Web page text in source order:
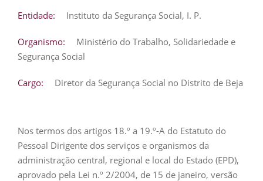
Entidade: Instituto da Segurança Social, I. P.
Organismo:
Ministério do Trabalho, Solidariedade e
Segurança Social
Cargo: Diretor da Segurança Social no Distrito de Beja
Nos termos dos artigos 18.º a 19.º-A do Estatuto do
Pessoal Dirigente dos serviços e organismos da
administração central, regional e local do Estado (EPD),
aprovado pela Lei n.º 2/2004, de 15 de janeiro, versão